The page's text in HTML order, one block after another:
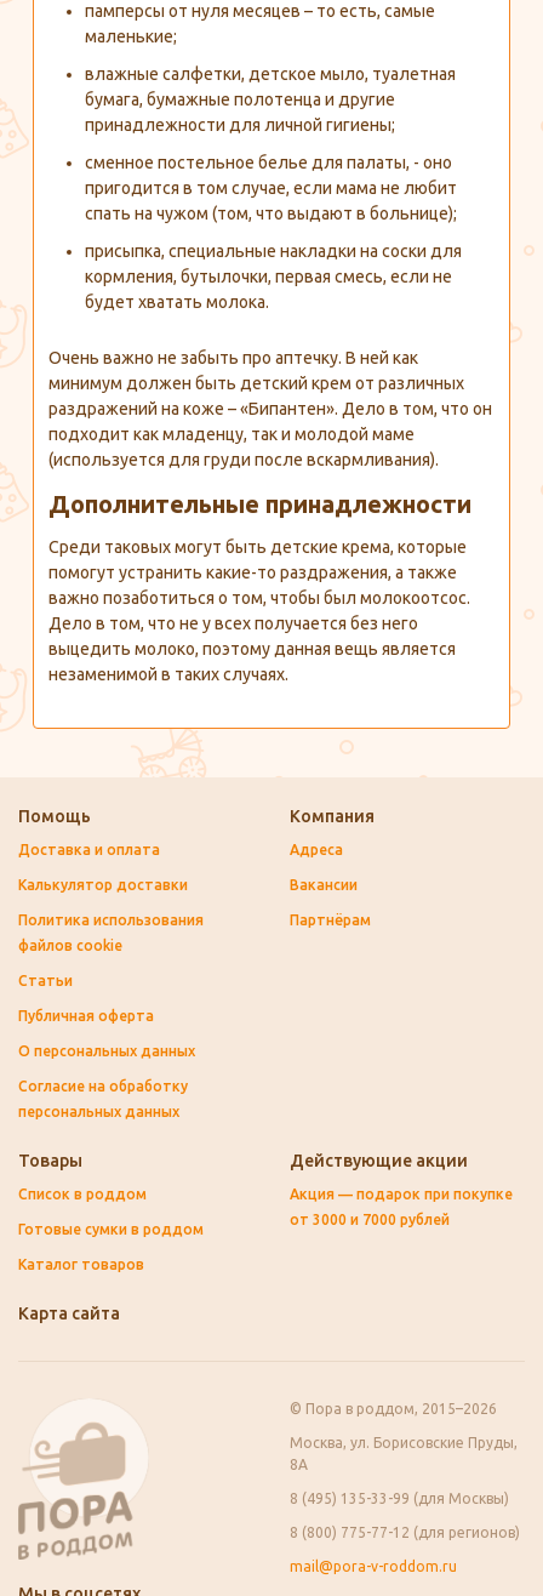
памперсы от нуля месяцев – то есть, самые
маленькие;
влажные салфетки, детское мыло, туалетная
бумага, бумажные полотенца и другие
принадлежности для личной гигиены;
сменное постельное белье для палаты, - оно
пригодится в том случае, если мама не любит
спать на чужом (том, что выдают в больнице);
присыпка, специальные накладки на соски для
кормления, бутылочки, первая смесь, если не
будет хватать молока.
Очень важно не забыть про аптечку. В ней как
минимум должен быть детский крем от различных
раздражений на коже – «Бипантен». Дело в том, что он
подходит как младенцу, так и молодой маме
(используется для груди после вскармливания).
Дополнительные принадлежности
Среди таковых могут быть детские крема, которые
помогут устранить какие-то раздражения, а также
важно позаботиться о том, чтобы был молокоотсос.
Дело в том, что не у всех получается без него
выцедить молоко, поэтому данная вещь является
незаменимой в таких случаях.
Помощь
Доставка и оплата
Калькулятор доставки
Политика использования
файлов cookie
Статьи
Публичная оферта
О персональных данных
Согласие на обработку
персональных данных
Компания
Адреса
Вакансии
Партнёрам
Товары
Список в роддом
Готовые сумки в роддом
Каталог товаров
Действующие акции
Акция — подарок при покупке
от 3000 и 7000 рублей
Карта сайта
© Пора в роддом, 2015–2026
Москва, ул. Борисовские Пруды,
8А
8 (495) 135-33-99 (для Москвы)
8 (800) 775-77-12 (для регионов)
mail@pora-v-roddom.ru